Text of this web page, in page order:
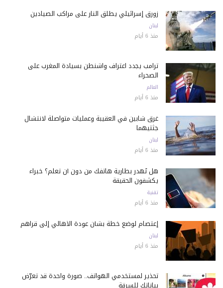
زورق إسرائيلي يطلق النار على مراكب الصيادين
لبنان
منذ 6 أيام
ترامب يجدد اعتراف واشنطن بسيادة المغرب على
الصحراء
العالم
منذ 6 أيام
غرق شابين في العقيبة وعمليات متواصلة لانتشال
جثتيهما
لبنان
منذ 6 أيام
هل تُهدر بطارية هاتفك من دون أن تعلم؟ خبراء
يكشفون الحقيقة
تقنية
منذ 6 أيام
إعتصام لوضع خطة بشأن عودة الأهالي إلى قراهم
لبنان
منذ 6 أيام
تحذير لمستخدمي الهواتف.. صورة واحدة قد تعرّض
بياناتك للسرقة